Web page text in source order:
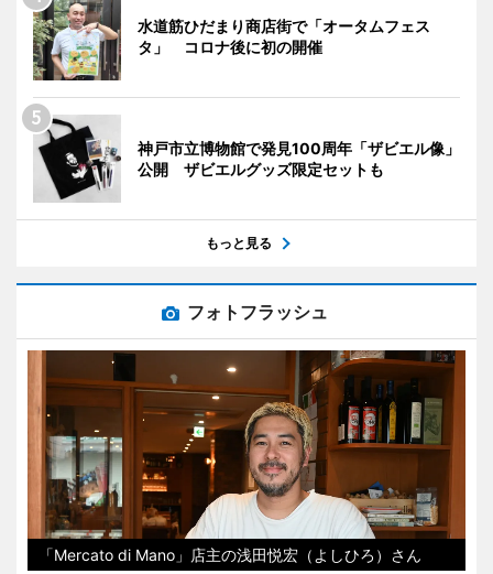
水道筋ひだまり商店街で「オータムフェス
タ」 コロナ後に初の開催
神戸市立博物館で発見100周年「ザビエル像」
公開 ザビエルグッズ限定セットも
もっと見る
フォトフラッシュ
「Mercato di Mano」店主の浅田悦宏（よしひろ）さん